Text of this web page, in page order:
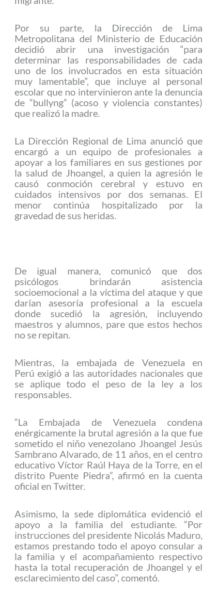
Por su parte, la Dirección de Lima
Metropolitana del Ministerio de Educación
decidió abrir una investigación “para
determinar las responsabilidades de cada
uno de los involucrados en esta situación
muy lamentable”, que incluye al personal
escolar que no intervinieron ante la denuncia
de “bullyng” (acoso y violencia constantes)
que realizó la madre.
La Dirección Regional de Lima anunció que
encargó a un equipo de profesionales a
apoyar a los familiares en sus gestiones por
la salud de Jhoangel, a quien la agresión le
causó conmoción cerebral y estuvo en
cuidados intensivos por dos semanas. El
menor continúa hospitalizado por la
gravedad de sus heridas.
De igual manera, comunicó que dos
psicólogos brindarán asistencia
socioemocional a la víctima del ataque y que
darían asesoría profesional a la escuela
donde sucedió la agresión, incluyendo
maestros y alumnos, pare que estos hechos
no se repitan.
Mientras, la embajada de Venezuela en
Perú exigió a las autoridades nacionales que
se aplique todo el peso de la ley a los
responsables.
“La Embajada de Venezuela condena
enérgicamente la brutal agresión a la que fue
sometido el niño venezolano Jhoangel Jesús
Sambrano Alvarado, de 11 años, en el centro
educativo Víctor Raúl Haya de la Torre, en el
distrito Puente Piedra”, afirmó en la cuenta
oficial en Twitter.
Asimismo, la sede diplomática evidenció el
apoyo a la familia del estudiante. “Por
instrucciones del presidente Nicolás Maduro,
estamos prestando todo el apoyo consular a
la familia y el acompañamiento respectivo
hasta la total recuperación de Jhoangel y el
esclarecimiento del caso”, comentó.